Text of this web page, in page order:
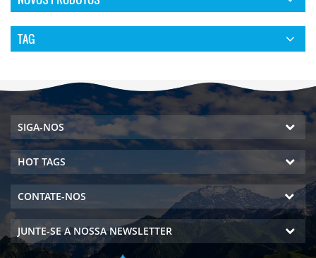
TAG
SIGA-NOS
HOT TAGS
CONTATE-NOS
JUNTE-SE A NOSSA NEWSLETTER